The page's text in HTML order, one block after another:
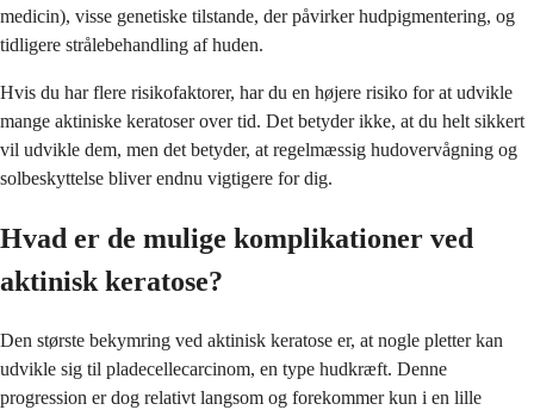
medicin), visse genetiske tilstande, der påvirker hudpigmentering, og
tidligere strålebehandling af huden.
Hvis du har flere risikofaktorer, har du en højere risiko for at udvikle
mange aktiniske keratoser over tid. Det betyder ikke, at du helt sikkert
vil udvikle dem, men det betyder, at regelmæssig hudovervågning og
solbeskyttelse bliver endnu vigtigere for dig.
Hvad er de mulige komplikationer ved
aktinisk keratose?
Den største bekymring ved aktinisk keratose er, at nogle pletter kan
udvikle sig til pladecellecarcinom, en type hudkræft. Denne
progression er dog relativt langsom og forekommer kun i en lille